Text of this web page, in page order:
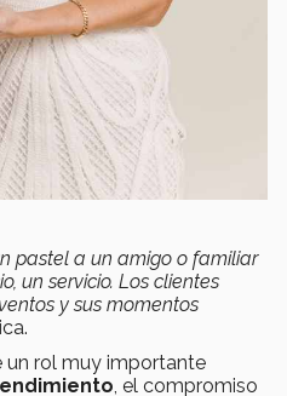
pastel a un amigo o familiar
un servicio. Los clientes
y sus momentos
un rol muy importante
, el compromiso